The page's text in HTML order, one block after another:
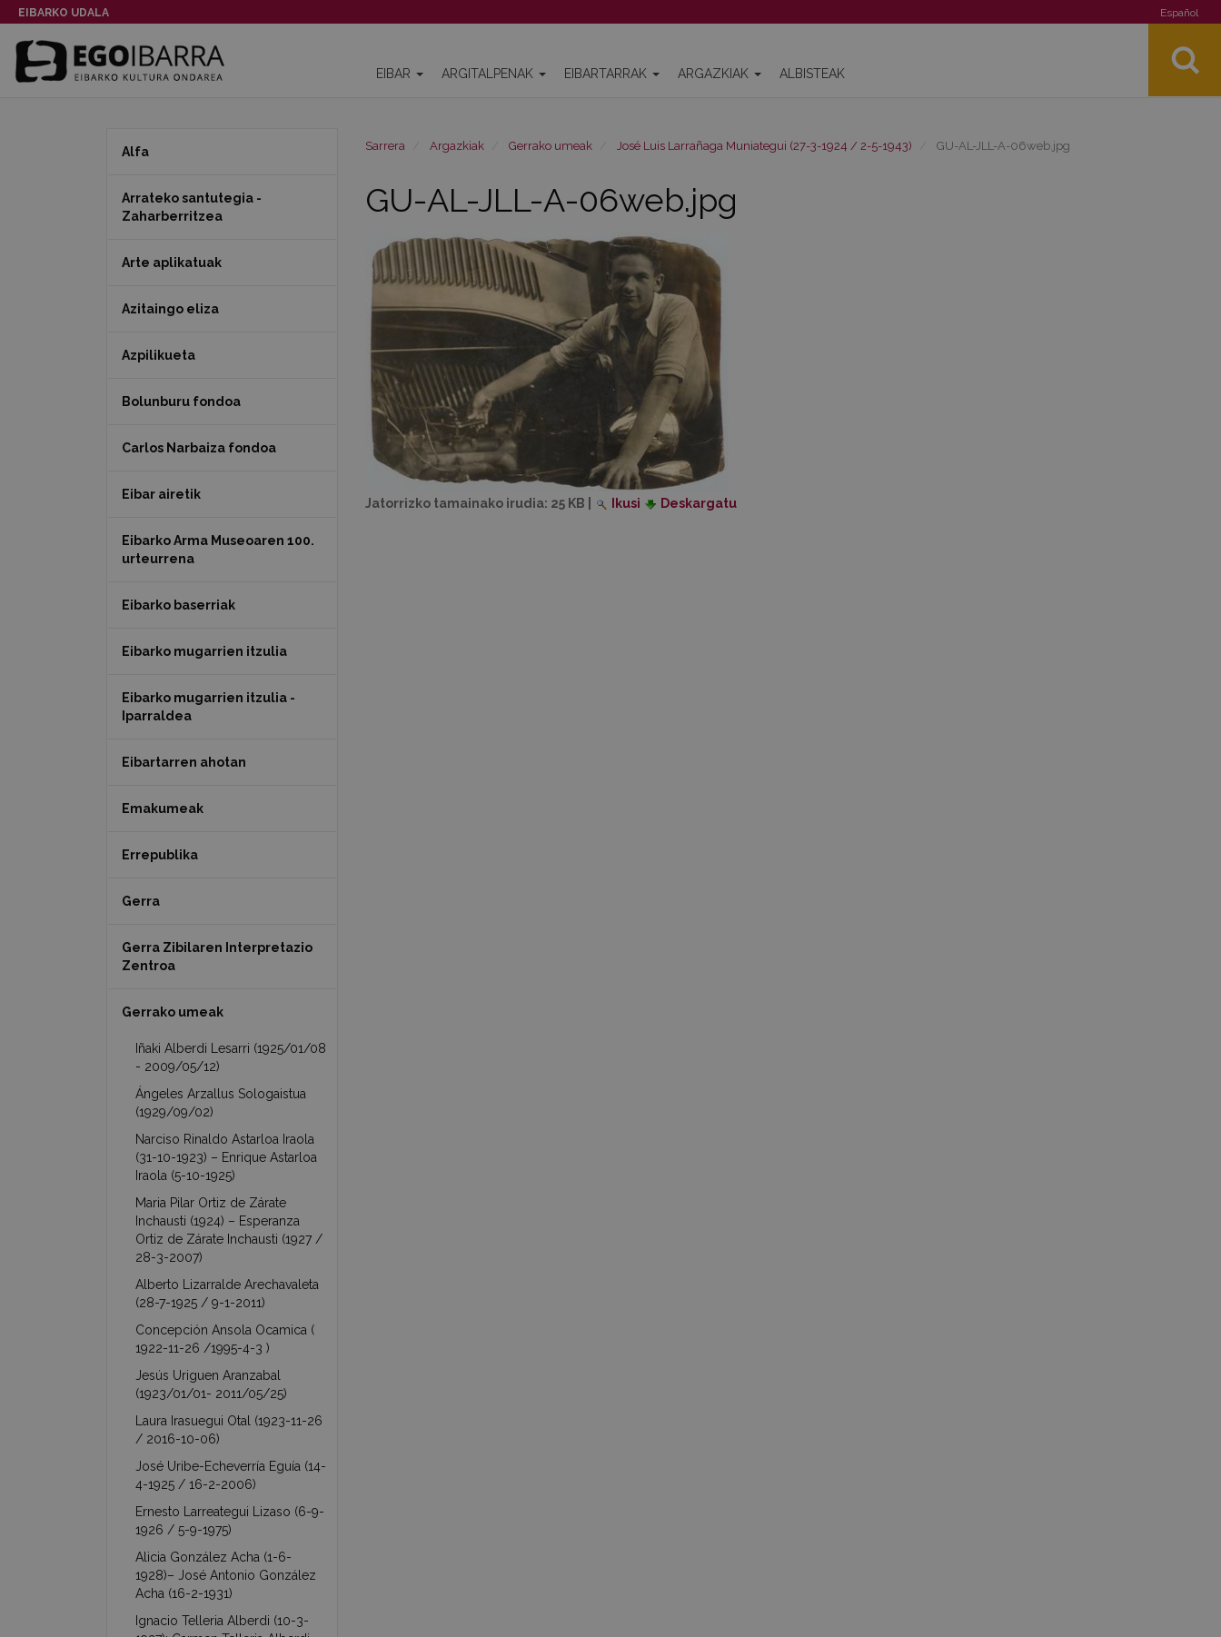
EIBARKO UDALA Español
EIBAR ARGITALPENAK EIBARTARRAK ARGAZKIAK ALBISTEAK
Sarrera Argazkiak Gerrako umeak José Luis Larrañaga Muniategui (27-3-1924 / 2-5-1943) GU-AL-JLL-A-06web.jpg
GU-AL-JLL-A-06web.jpg
Jatorrizko tamainako irudia: 25 KB Ikusi Deskargatu
Alfa
Arrateko santutegia -
Zaharberritzea
Arte aplikatuak
Azitaingo eliza
Azpilikueta
Bolunburu fondoa
Carlos Narbaiza fondoa
Eibar airetik
Eibarko Arma Museoaren 100.
urteurrena
Eibarko baserriak
Eibarko mugarrien itzulia
Eibarko mugarrien itzulia -
Iparraldea
Eibartarren ahotan
Emakumeak
Errepublika
Gerra
Gerra Zibilaren Interpretazio
Zentroa
Gerrako umeak
Iñaki Alberdi Lesarri (1925/01/08
- 2009/05/12)
Ángeles Arzallus Sologaistua
(1929/09/02)
Narciso Rinaldo Astarloa Iraola
(31-10-1923) – Enrique Astarloa
Iraola (5-10-1925)
Maria Pilar Ortiz de Zárate
Inchausti (1924) – Esperanza
Ortiz de Zárate Inchausti (1927 /
28-3-2007)
Alberto Lizarralde Arechavaleta
(28-7-1925 / 9-1-2011)
Concepción Ansola Ocamica (
1922-11-26 /1995-4-3 )
Jesús Uriguen Aranzabal
(1923/01/01- 2011/05/25)
Laura Irasuegui Otal (1923-11-26
/ 2016-10-06)
José Uribe-Echeverría Eguía (14-
4-1925 / 16-2-2006)
Ernesto Larreategui Lizaso (6-9-
1926 / 5-9-1975)
Alicia González Acha (1-6-
1928)– José Antonio González
Acha (16-2-1931)
Ignacio Telleria Alberdi (10-3-